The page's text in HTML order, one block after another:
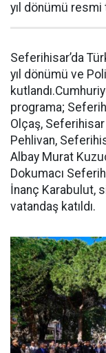
yıl dönümü resmi
Seferihisar’da
yıl dönümü ve
programa;
Olçaş,
Pehlivan,
Albay Murat
Dokumacı
İnanç Karabulut,
vatandaş katıldı.